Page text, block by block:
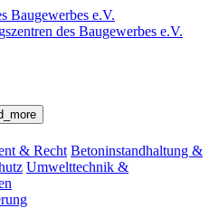
& Recht Betoninstandhaltung &
Umwelttechnik &